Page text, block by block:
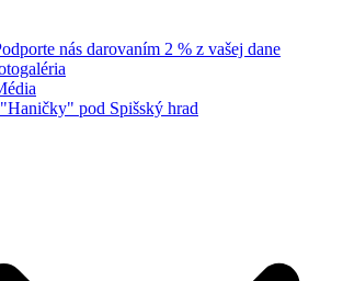
nás darovaním 2 % z vašej dane
pod Spišský hrad